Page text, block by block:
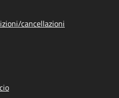
cancellazioni